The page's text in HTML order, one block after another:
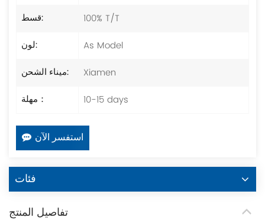
قسط:
100% T/T
لون:
As Model
ميناء الشحن:
Xiamen
مهلة：
10-15 days
استفسر الآن
فئات
تفاصيل المنتج